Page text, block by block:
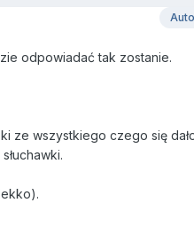
odpowiadać tak zostanie.
ze wszystkiego czego się